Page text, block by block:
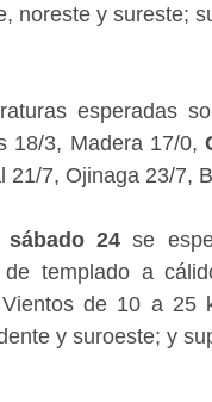
noreste y sureste;
esperadas
18/3, Madera 17/0,
21/7, Ojinaga 23/7,
sábado 24 se
de templado a
de 10 a 25
y suroeste; y